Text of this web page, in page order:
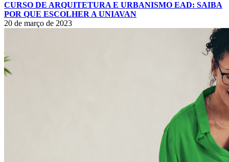
CURSO DE ARQUITETURA E URBANISMO EAD: SAIBA
POR QUE ESCOLHER A UNIAVAN
20 de março de 2023